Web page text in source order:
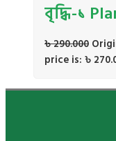
বৃদ্ধি-১
৳290.000
price is: ৳